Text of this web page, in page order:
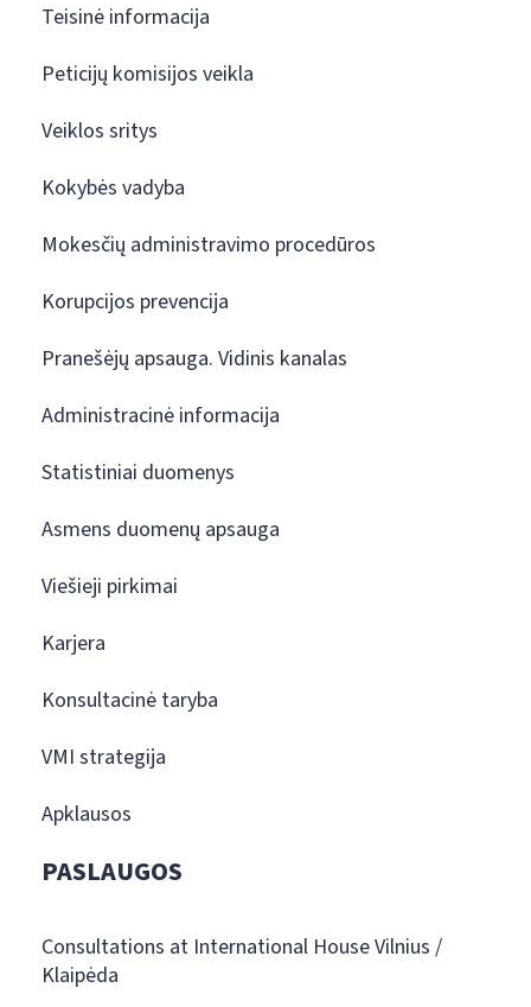
Teisinė informacija
Peticijų komisijos veikla
Veiklos sritys
Kokybės vadyba
Mokesčių administravimo procedūros
Korupcijos prevencija
Pranešėjų apsauga. Vidinis kanalas
Administracinė informacija
Statistiniai duomenys
Asmens duomenų apsauga
Viešieji pirkimai
Karjera
Konsultacinė taryba
VMI strategija
Apklausos
PASLAUGOS
Consultations at International House Vilnius /
Klaipėda